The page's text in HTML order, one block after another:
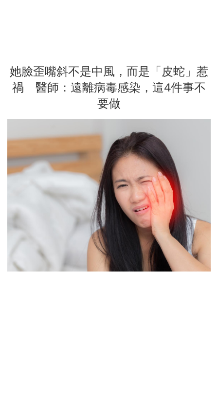
她臉歪嘴斜不是中風，而是「皮蛇」惹
禍 醫師：遠離病毒感染，這4件事不
要做